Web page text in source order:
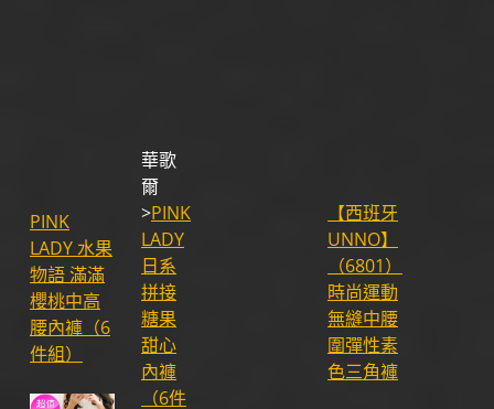
PINK
LADY 水果
物語 滿滿
櫻桃中高
腰內褲（6
件組）
華歌
爾
>PINK
LADY
日系
拼接
糖果
甜心
內褲
（6件
【西班牙
UNNO】
（6801）
時尚運動
無縫中腰
圍彈性素
色三角褲